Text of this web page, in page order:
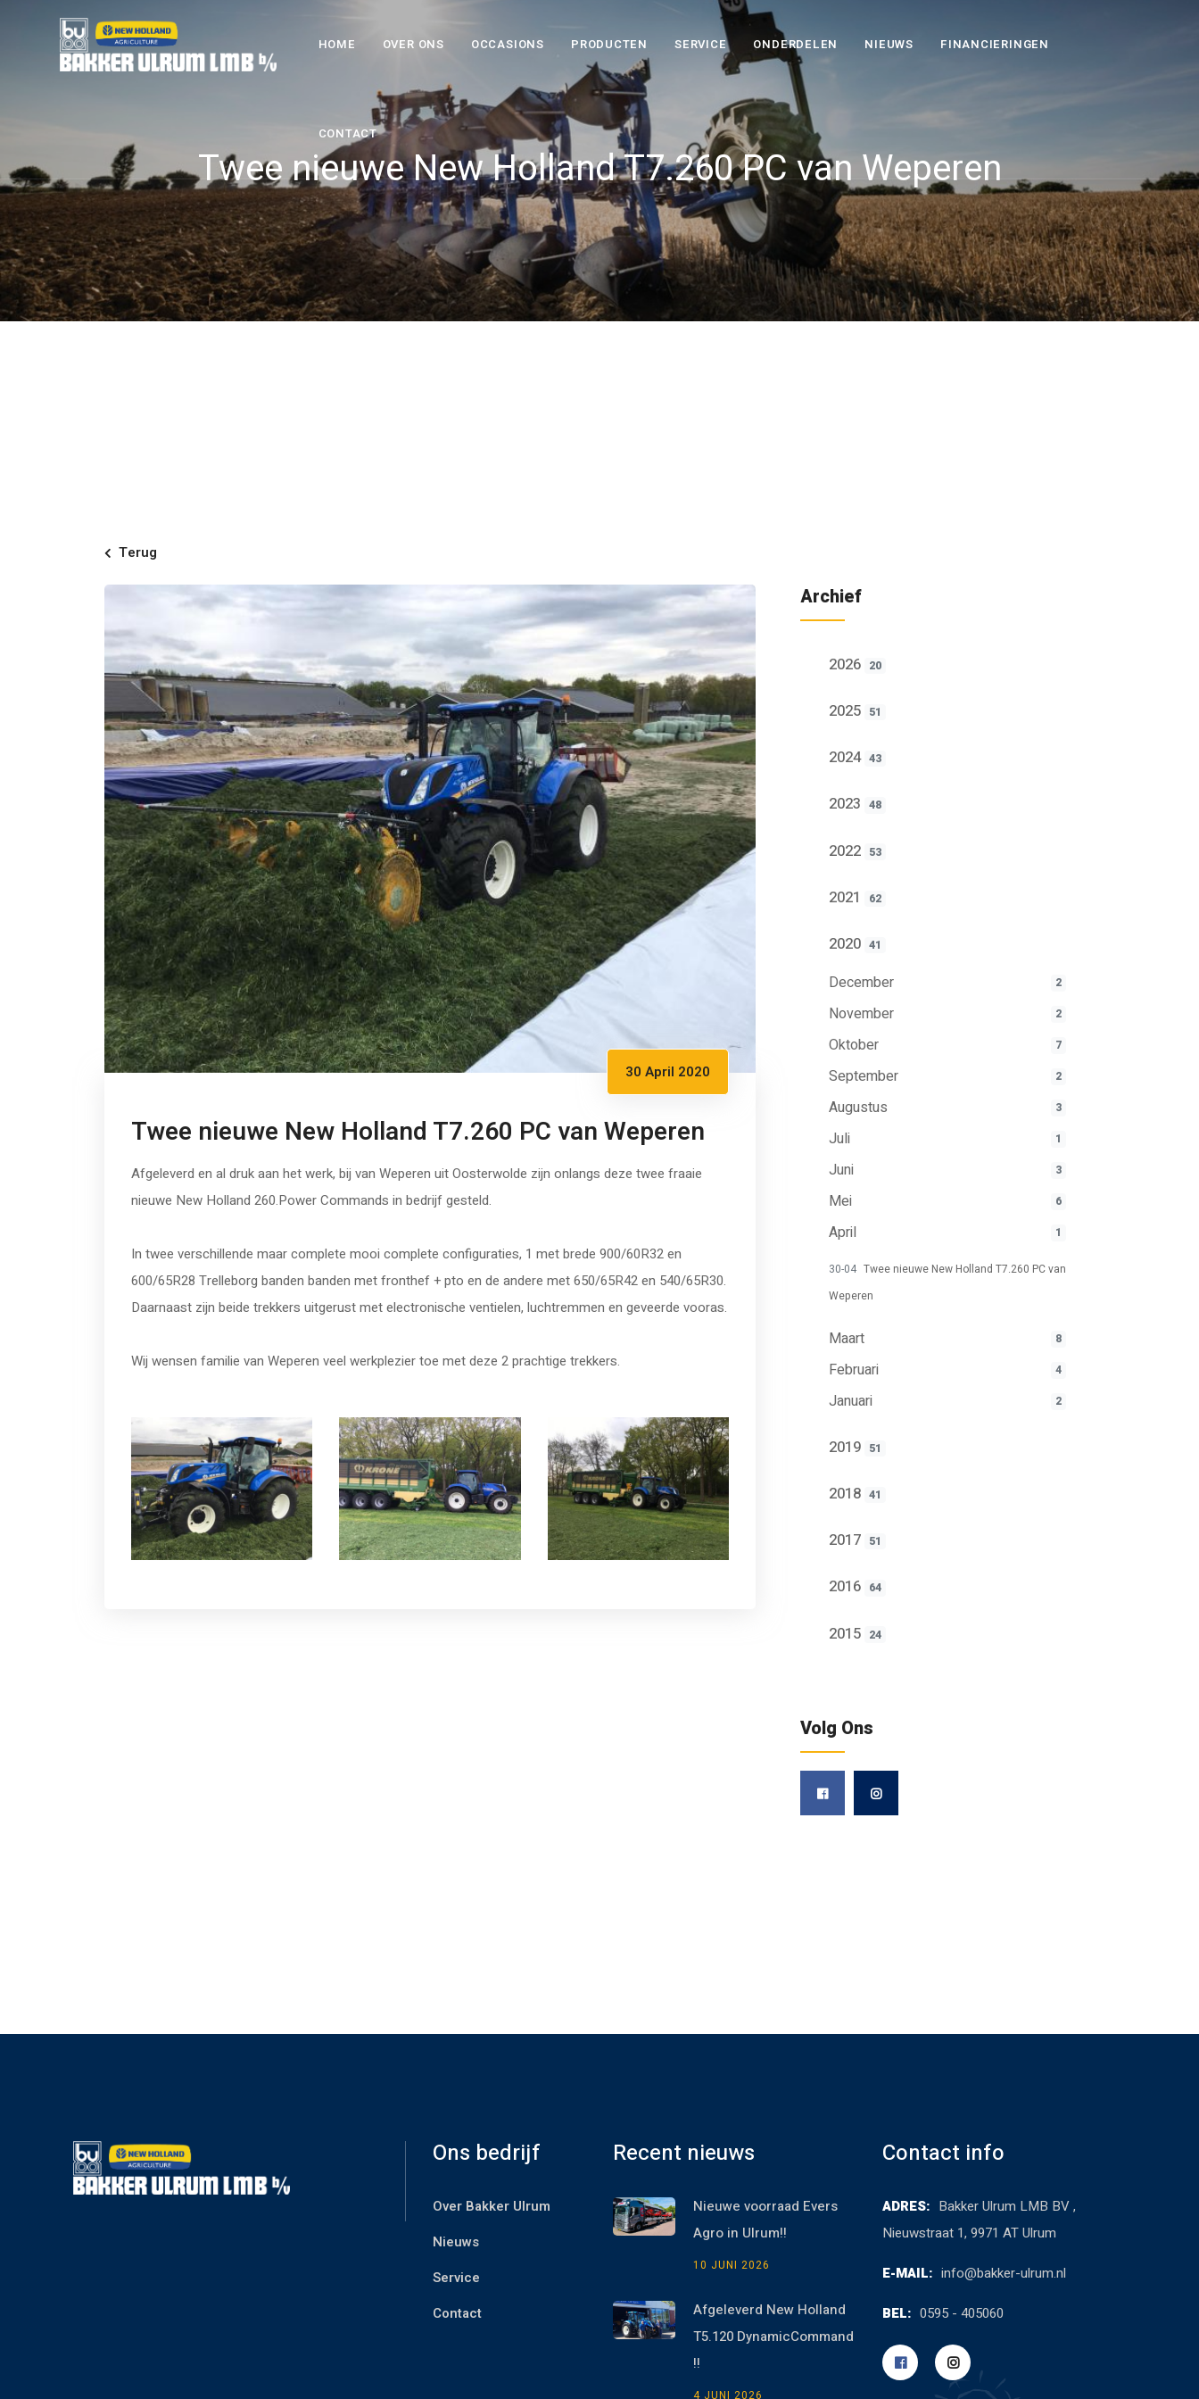
HOME OVER ONS OCCASIONS PRODUCTEN SERVICE ONDERDELEN NIEUWS FINANCIERINGEN
CONTACT
Twee nieuwe New Holland T7.260 PC van Weperen
Terug
30 April 2020
Twee nieuwe New Holland T7.260 PC van Weperen
Afgeleverd en al druk aan het werk, bij van Weperen uit Oosterwolde zijn onlangs deze twee fraaie
nieuwe New Holland 260.Power Commands in bedrijf gesteld.
In twee verschillende maar complete mooi complete configuraties, 1 met brede 900/60R32 en
600/65R28 Trelleborg banden banden met fronthef + pto en de andere met 650/65R42 en 540/65R30.
Daarnaast zijn beide trekkers uitgerust met electronische ventielen, luchtremmen en geveerde vooras.
Wij wensen familie van Weperen veel werkplezier toe met deze 2 prachtige trekkers.
Archief
2026 20
2025 51
2024 43
2023 48
2022 53
2021 62
2020 41
December 2
November 2
Oktober 7
September 2
Augustus 3
Juli 1
Juni 3
Mei 6
April 1
30-04 Twee nieuwe New Holland T7.260 PC van
Weperen
Maart 8
Februari 4
Januari 2
2019 51
2018 41
2017 51
2016 64
2015 24
Volg Ons
Ons bedrijf
Over Bakker Ulrum
Nieuws
Service
Contact
Recent nieuws
Nieuwe voorraad Evers
Agro in Ulrum!!
10 JUNI 2026
Afgeleverd New Holland
T5.120 DynamicCommand
!!
4 JUNI 2026
Contact info
ADRES: Bakker Ulrum LMB BV ,
Nieuwstraat 1, 9971 AT Ulrum
E-MAIL: info@bakker-ulrum.nl
BEL: 0595 - 405060